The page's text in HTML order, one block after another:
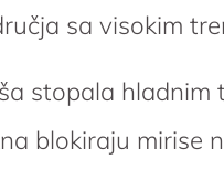
sa visokim
stopala hladnim
blokiraju mirise